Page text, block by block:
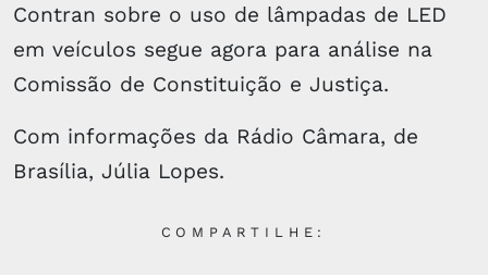
Contran sobre o uso de lâmpadas de LED
em veículos segue agora para análise na
Comissão de Constituição e Justiça.
Com informações da Rádio Câmara, de
Brasília, Júlia Lopes.
COMPARTILHE: